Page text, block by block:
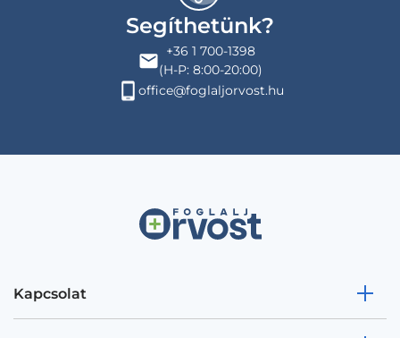
Segíthetünk?
+36 1 700-1398
(H-P: 8:00-20:00)
office@foglaljorvost.hu
Kapcsolat